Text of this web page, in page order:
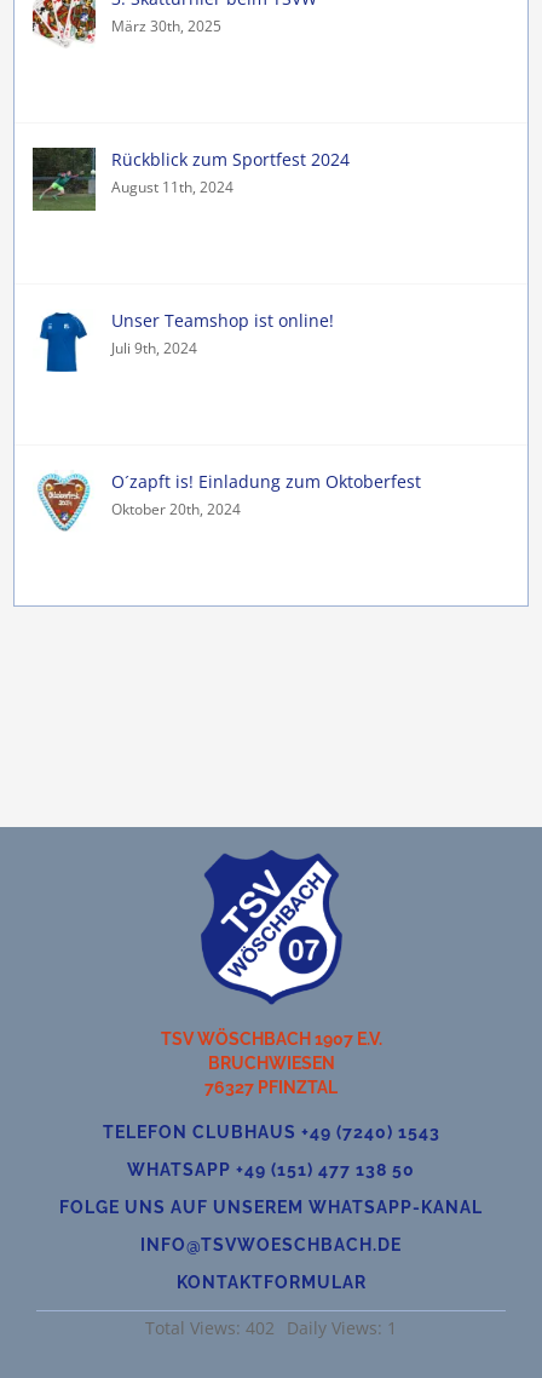
März 30th, 2025
Rückblick zum Sportfest 2024
August 11th, 2024
Unser Teamshop ist online!
Juli 9th, 2024
O´zapft is! Einladung zum Oktoberfest
Oktober 20th, 2024
TSV WÖSCHBACH 1907 E.V.
BRUCHWIESEN
76327 PFINZTAL
TELEFON CLUBHAUS +49 (7240) 1543
WHATSAPP +49 (151) 477 138 50
FOLGE UNS AUF UNSEREM WHATSAPP-KANAL
INFO@TSVWOESCHBACH.DE
KONTAKTFORMULAR
Total Views: 402 Daily Views: 1